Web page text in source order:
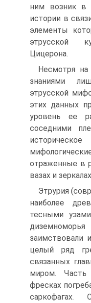
ним возник в
истории в
элементы
этрусской
Цицерона.
Несмотря
знаниями
этрусской
этих данных
уровень ее
соседними
отраженные в
вазах и
Этрурия
наиболее
тесными
заимствовали
целый ряд
связанных
миром.
фресках
саркофагах.